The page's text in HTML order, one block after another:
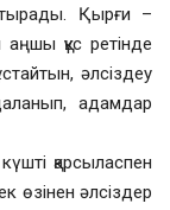
Қырғи –
құс ретінде
әлсіздеу
адамдар
қарсыласпен
өзінен әлсіздер